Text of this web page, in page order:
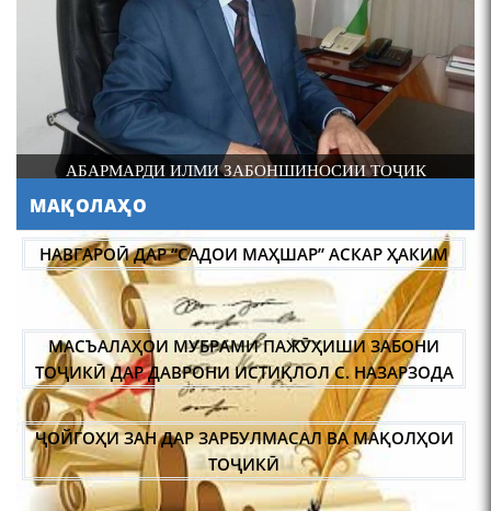
4-уми декабр- зодрӯзи
шоири абадзинда Абулқосим
Лоҳутӣ
АБУЛҚОСИМ ЛОҲУТӢ /
ABULQOSIM LOHUTY/
Что знают в Ташкенте о
Мирзо Турсунзаде, чьим
именем назвали станцию
АБАРМАРДИ ИЛМИ ЗАБОНШИНОСИИ ТОҶИК
МАҚОЛАҲО
НАВГАРОӢ ДАР “САДОИ МАҲШАР” АСКАР ҲАКИМ
МАСЪАЛАҲОИ МУБРАМИ ПАЖӮҲИШИ ЗАБОНИ
ТОҶИКӢ ДАР ДАВРОНИ ИСТИҚЛОЛ С. НАЗАРЗОДА
ҶОЙГОҲИ ЗАН ДАР ЗАРБУЛМАСАЛ ВА МАҚОЛҲОИ
ТОҶИКӢ